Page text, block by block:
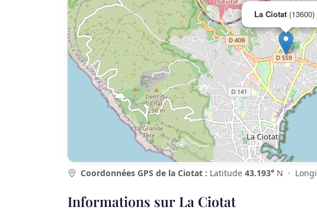
La Ciotat (13600)
Coordonnées GPS de la Ciotat : Latitude 43.193° N ·
Informations sur La Ciotat